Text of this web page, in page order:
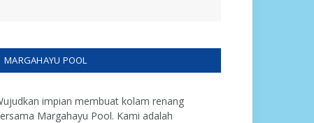
MARGAHAYU POOL
impian membuat kolam renang
Margahayu Pool. Kami adalah